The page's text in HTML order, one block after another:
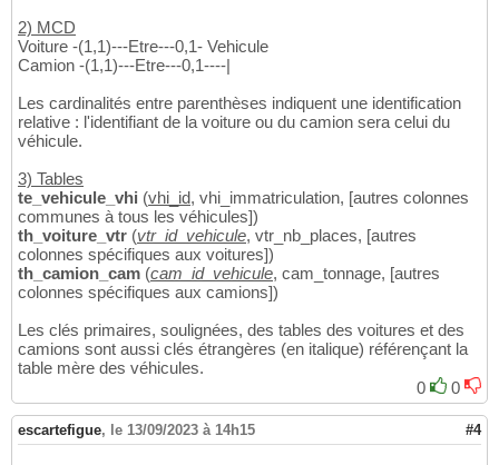
2) MCD
Voiture -(1,1)---Etre---0,1- Vehicule
Camion -(1,1)---Etre---0,1----|
Les cardinalités entre parenthèses indiquent une identification
relative : l'identifiant de la voiture ou du camion sera celui du
véhicule.
3) Tables
te_vehicule_vhi (vhi_id, vhi_immatriculation, [autres colonnes
communes à tous les véhicules])
th_voiture_vtr (vtr_id_vehicule, vtr_nb_places, [autres
colonnes spécifiques aux voitures])
th_camion_cam (cam_id_vehicule, cam_tonnage, [autres
colonnes spécifiques aux camions])
Les clés primaires, soulignées, des tables des voitures et des
camions sont aussi clés étrangères (en italique) référençant la
table mère des véhicules.
0
0
escartefigue, le 13/09/2023 à 14h15 #4